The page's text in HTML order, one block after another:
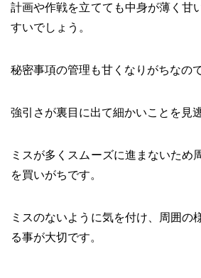
計画や作戦を立てても中身が薄く甘
すいでしょう。
秘密事項の管理も甘くなりがちなの
強引さが裏目に出て細かいことを見
ミスが多くスムーズに進まないため
を買いがちです。
ミスのないように気を付け、周囲の
る事が大切です。